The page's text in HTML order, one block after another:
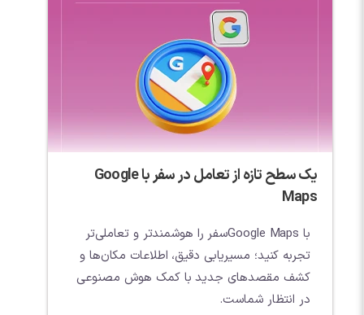
یک سطح تازه از تعامل در سفر با Google
Maps
با Google Mapsسفر را هوشمندتر و تعاملی‌تر
تجربه کنید؛ مسیریابی دقیق، اطلاعات مکان‌ها و
کشف مقصدهای جدید با کمک هوش مصنوعی
در انتظار شماست.